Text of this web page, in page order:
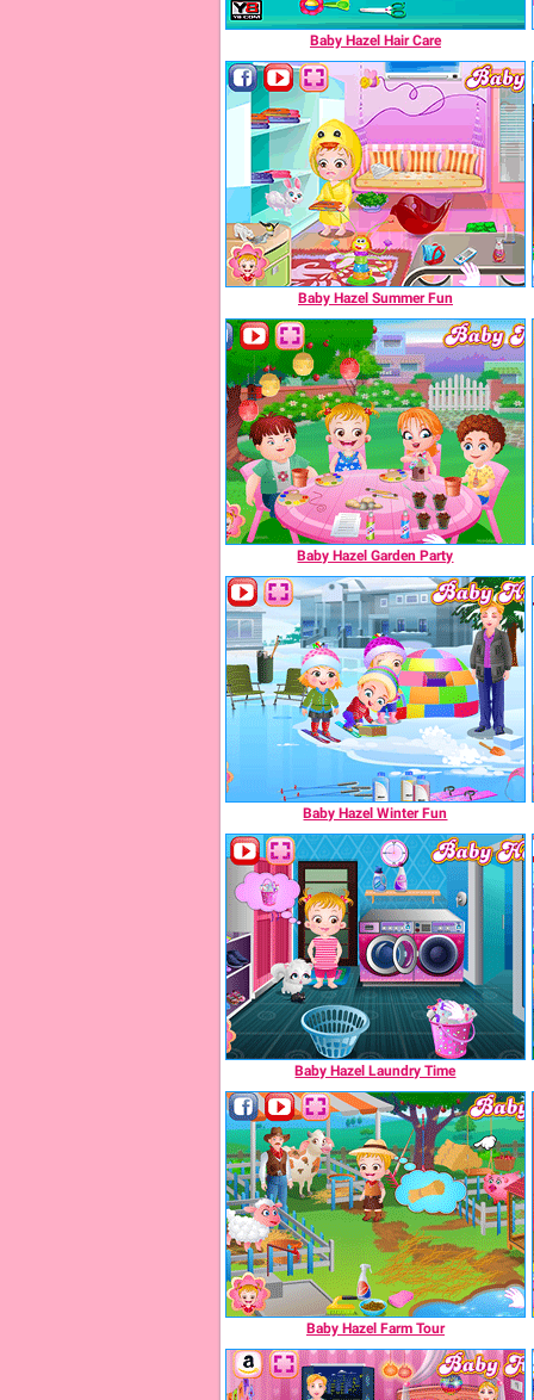
Baby Hazel Hair Care
Baby Hazel Summer Fun
Baby Hazel Garden Party
Baby Hazel Winter Fun
Baby Hazel Laundry Time
Baby Hazel Farm Tour